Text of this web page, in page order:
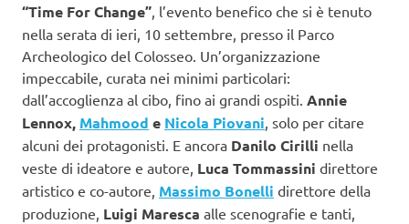
“Time For Change” , l’evento benefico che si è tenuto
nella serata di ieri, 10 settembre, presso il Parco
Archeologico del Colosseo. Un’organizzazione
impeccabile, curata nei minimi particolari:
dall’accoglienza al cibo, fino ai grandi ospiti. Annie
Lennox, Mahmood e Nicola Piovani , solo per citare
alcuni dei protagonisti. E ancora Danilo Cirilli nella
veste di ideatore e autore, Luca Tommassini direttore
artistico e co-autore, Massimo Bonelli direttore della
produzione, Luigi Maresca alle scenografie e tanti,